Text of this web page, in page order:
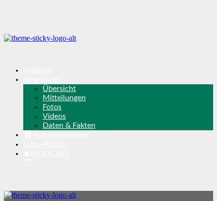
Übersicht
Mitteilungen
Fotos
Videos
Daten & Fakten